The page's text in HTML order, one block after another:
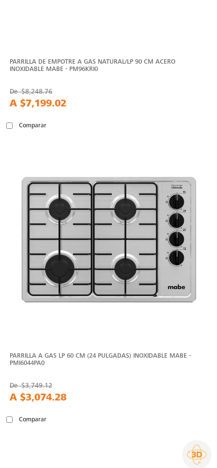
PARRILLA DE EMPOTRE A GAS NATURAL/LP 90 CM ACERO
INOXIDABLE MABE - PM96KRI0
De$8,248.76
A $7,199.02
Comparar
PARRILLA A GAS LP 60 CM (24 PULGADAS) INOXIDABLE MABE -
PMI6044PA0
De$3,749.12
A $3,074.28
Comparar